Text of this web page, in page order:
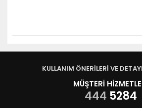
KULLANIM ÖNERİLERİ VE
MÜŞTERİ
444 5284